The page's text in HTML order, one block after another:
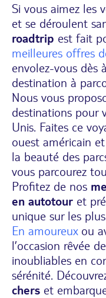
Si vous aimez les
et se déroulent
roadtrip est fait
meilleures offres
envolez-vous dès
destination à
Nous vous
destinations pour
Unis. Faites ce
ouest américain
la beauté des
vous parcourez
Profitez de nos
en autotour et
unique sur les
En amoureuxou
l’occasion rêvée
inoubliables en
sérénité.
chers et